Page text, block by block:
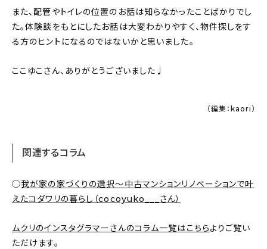
また、配管やトイレの位置のお話は知らなかったことばかりでし
た。体験談をもとにしたお話は大変わかりやすく、物件探しをす
る方のヒントになるのではないかと思いました。
ここゆこさん、ありがとうございました♩
（編集：kaori）
関連するコラム
◯我が家の家づくりの選択～中古マンションリノベーションで叶
えたコダワリの暮らし（cocoyuko___さん）
ムクリのインスタグラマーさんのコラム一覧はこちらよりご覧い
ただけます。